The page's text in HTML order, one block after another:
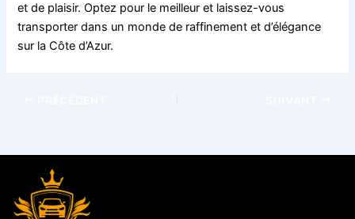
et de plaisir. Optez pour le meilleur et laissez-vous
transporter dans un monde de raffinement et d’élégance
sur la Côte d’Azur.